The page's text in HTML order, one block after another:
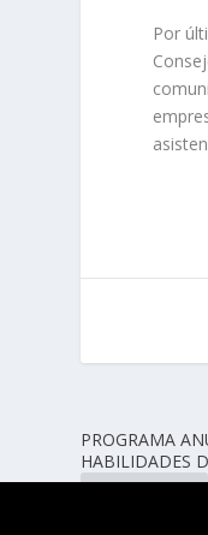
Por
PROGRAMA
HABILIDADES